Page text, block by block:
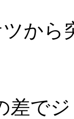
ツか
差で